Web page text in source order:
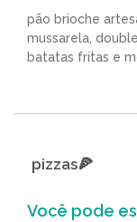
pão brioche
mussarela,
batatas fritas e
pizzas🍕
Você pode